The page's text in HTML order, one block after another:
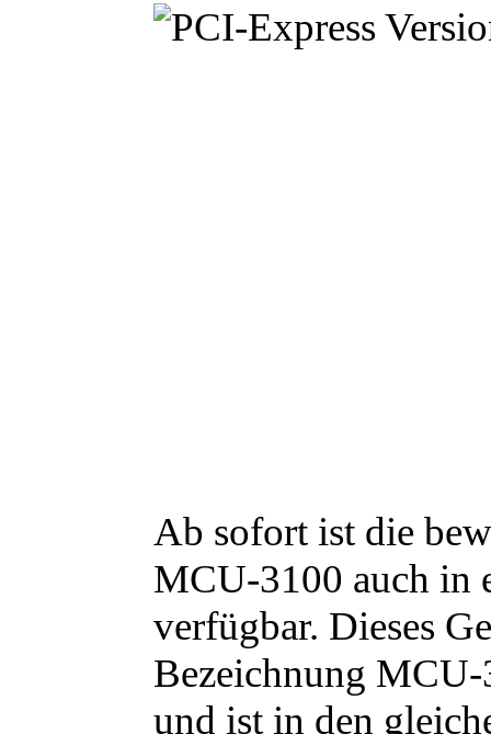
Ab sofort ist die
MCU-3100 auch in
verfügbar. Dieses
Bezeichnung MCU-
und ist in den